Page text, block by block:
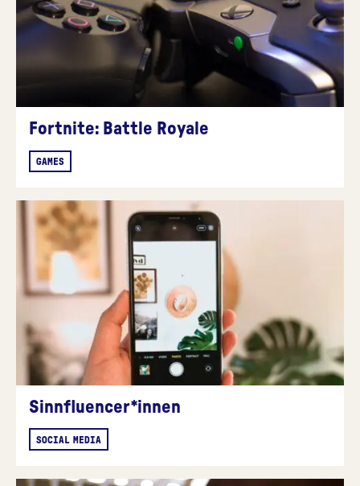
Fortnite: Battle Royale
GAMES
Sinnfluencer*innen
SOCIAL MEDIA